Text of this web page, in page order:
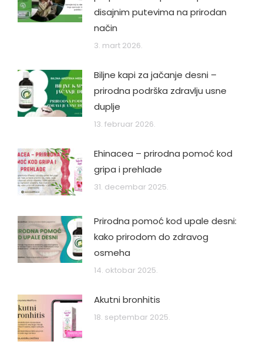
disajnim putevima na prirodan
način
3. mart 2026.
Biljne kapi za jačanje desni –
prirodna podrška zdravlju usne
duplje
13. februar 2026.
Ehinacea – prirodna pomoć kod
gripa i prehlade
31. decembar 2025.
Prirodna pomoć kod upale desni:
kako prirodom do zdravog
osmeha
14. oktobar 2025.
Akutni bronhitis
18. septembar 2025.